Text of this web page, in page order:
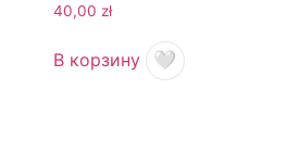
40,00 zł
В корзину 🤍